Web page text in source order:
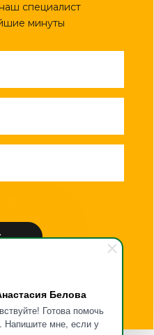
Белова
Готова помочь
Напишите мне, если у
специалист
минуты
персональных данных в
персональных данных